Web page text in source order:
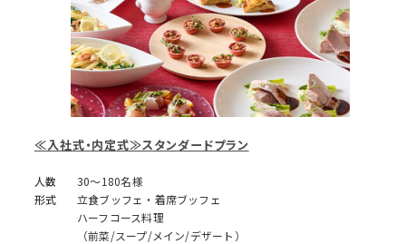
≪入社式・内定式≫スタンダードプラン
人数
30～180名様
形式
立食ブッフェ・着席ブッフェ
ハーフコース料理
（前菜/スープ/メイン/デザート）